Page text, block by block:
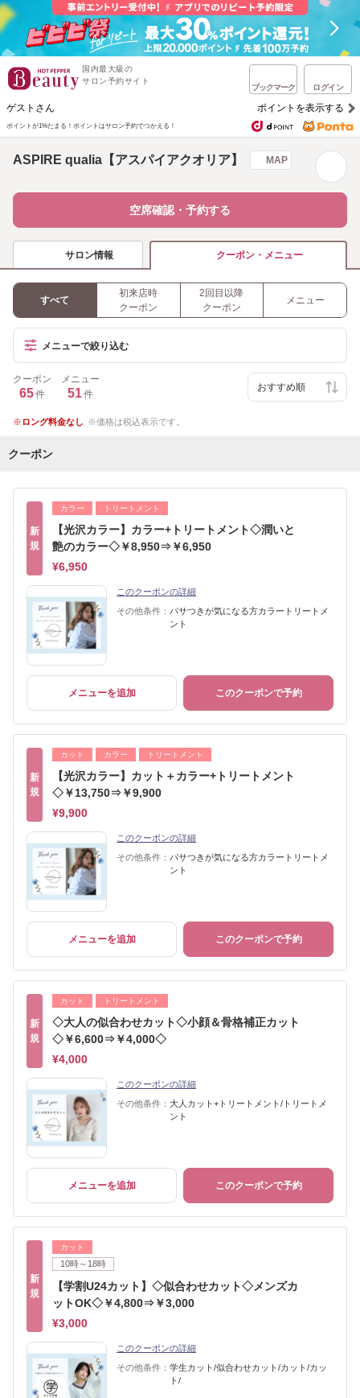
国内最大級の
サロン予約サイト
ブックマーク ログイン
ゲストさん ポイントを表示する
ポイントが1%たまる！ ポイントはサロン予約でつかえる！
ASPIRE qualia【アスパイアクオリア】 MAP
空席確認・予約する
サロン情報 クーポン・メニュー
すべて
初来店時
クーポン
2回目以降
クーポン
メニュー
メニューで絞り込む
クーポン
65件
メニュー
51件
ロング料金なし 価格は税込表示です。
クーポン
新
規
カラー トリートメント
【光沢カラー】カラー+トリートメント◇潤いと
艶のカラー◇￥8,950⇒￥6,950
¥6,950
このクーポンの詳細
その他条件： パサつきが気になる方カラートリートメ
ント
メニューを追加 このクーポンで予約
新
規
カット カラー トリートメント
【光沢カラー】カット＋カラー+トリートメント
◇￥13,750⇒￥9,900
¥9,900
このクーポンの詳細
その他条件： パサつきが気になる方カラートリートメ
ント
メニューを追加 このクーポンで予約
新
規
カット トリートメント
◇大人の似合わせカット◇小顔＆骨格補正カット
◇￥6,600⇒￥4,000◇
¥4,000
このクーポンの詳細
その他条件： 大人カット+トリートメント/トリートメ
ント
メニューを追加 このクーポンで予約
新
規
カット
10時～18時
【学割U24カット】◇似合わせカット◇メンズカ
ットOK◇￥4,800⇒￥3,000
¥3,000
このクーポンの詳細
その他条件： 学生カット/似合わせカット/カット/カッ
ト/